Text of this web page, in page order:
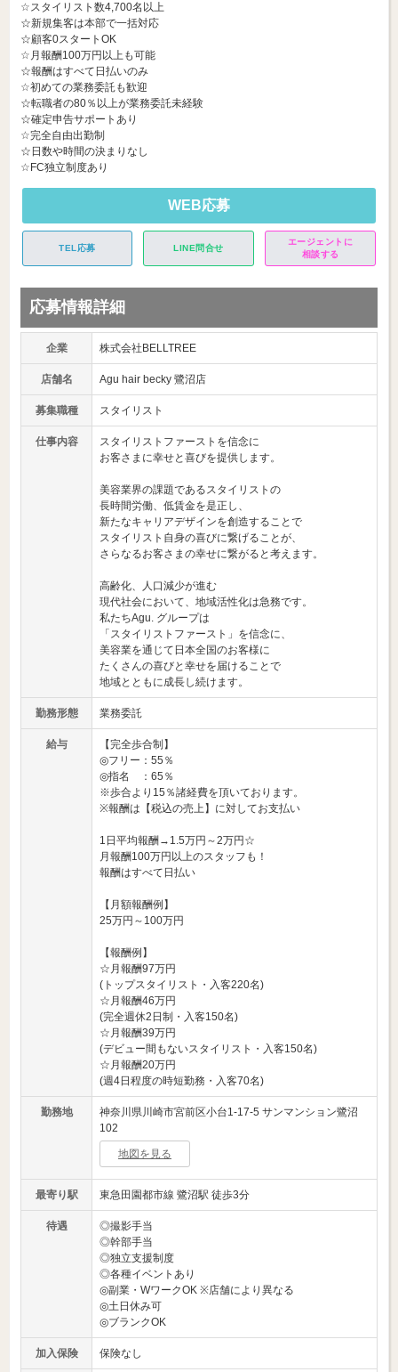
☆スタイリスト数4,700名以上
☆新規集客は本部で一括対応
☆顧客0スタートOK
☆月報酬100万円以上も可能
☆報酬はすべて日払いのみ
☆初めての業務委託も歓迎
☆転職者の80％以上が業務委託未経験
☆確定申告サポートあり
☆完全自由出勤制
☆日数や時間の決まりなし
☆FC独立制度あり
WEB応募
TEL応募 LINE問合せ
エージェントに
相談する
応募情報詳細
企業 株式会社BELLTREE
店舗名 Agu hair becky 鷺沼店
募集職種 スタイリスト
仕事内容
スタイリストファーストを信念に
お客さまに幸せと喜びを提供します。
美容業界の課題であるスタイリストの
長時間労働、低賃金を是正し、
新たなキャリアデザインを創造することで
スタイリスト自身の喜びに繋げることが、
さらなるお客さまの幸せに繋がると考えます。
高齢化、人口減少が進む
現代社会において、地域活性化は急務です。
私たちAgu. グループは
「スタイリストファースト」を信念に、
美容業を通じて日本全国のお客様に
たくさんの喜びと幸せを届けることで
地域とともに成長し続けます。
勤務形態 業務委託
給与
【完全歩合制】
◎フリー：55％
◎指名 ：65％
※歩合より15％諸経費を頂いております。
※報酬は【税込の売上】に対してお支払い
1日平均報酬→1.5万円～2万円☆
月報酬100万円以上のスタッフも！
報酬はすべて日払い
【月額報酬例】
25万円～100万円
【報酬例】
☆月報酬97万円
(トップスタイリスト・入客220名)
☆月報酬46万円
(完全週休2日制・入客150名)
☆月報酬39万円
(デビュー間もないスタイリスト・入客150名)
☆月報酬20万円
(週4日程度の時短勤務・入客70名)
勤務地
神奈川県川崎市宮前区小台1-17-5 サンマンション鷺沼
102
地図を見る
最寄り駅 東急田園都市線 鷺沼駅 徒歩3分
待遇
◎撮影手当
◎幹部手当
◎独立支援制度
◎各種イベントあり
◎副業・WワークOK ※店舗により異なる
◎土日休み可
◎ブランクOK
加入保険 保険なし